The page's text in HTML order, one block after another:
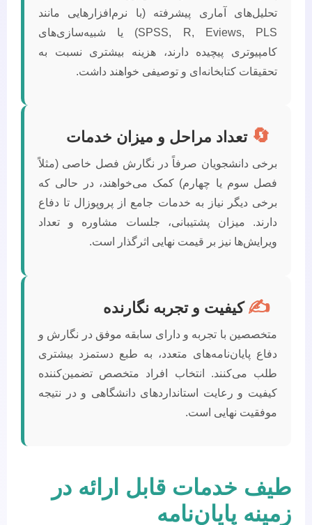
تحلیل‌های آماری پیشرفته (با نرم‌افزارهایی مانند
SPSS, R, Eviews, PLS) یا شبیه‌سازی‌های
کامپیوتری پیچیده دارند، هزینه بیشتری نسبت به
تحقیقات کتابخانه‌ای و توصیفی خواهند داشت.
🔄 تعداد مراحل و میزان خدمات
برخی دانشجویان صرفاً در نگارش فصل خاصی (مثلاً
فصل سوم یا چهارم) کمک می‌خواهند، در حالی که
برخی دیگر نیاز به خدمات جامع از پروپوزال تا دفاع
دارند. میزان پشتیبانی، جلسات مشاوره و تعداد
ویرایش‌ها نیز بر قیمت نهایی اثرگذار است.
✍️ کیفیت و تجربه نگارنده
متخصصین با تجربه و دارای سابقه موفق در نگارش و
دفاع پایان‌نامه‌های متعدد، به طبع دستمزد بیشتری
طلب می‌کنند. انتخاب افراد متخصص تضمین‌کننده
کیفیت و رعایت استانداردهای دانشگاهی و در نتیجه
موفقیت نهایی است.
طیف خدمات قابل ارائه در
زمینه پایان‌نامه